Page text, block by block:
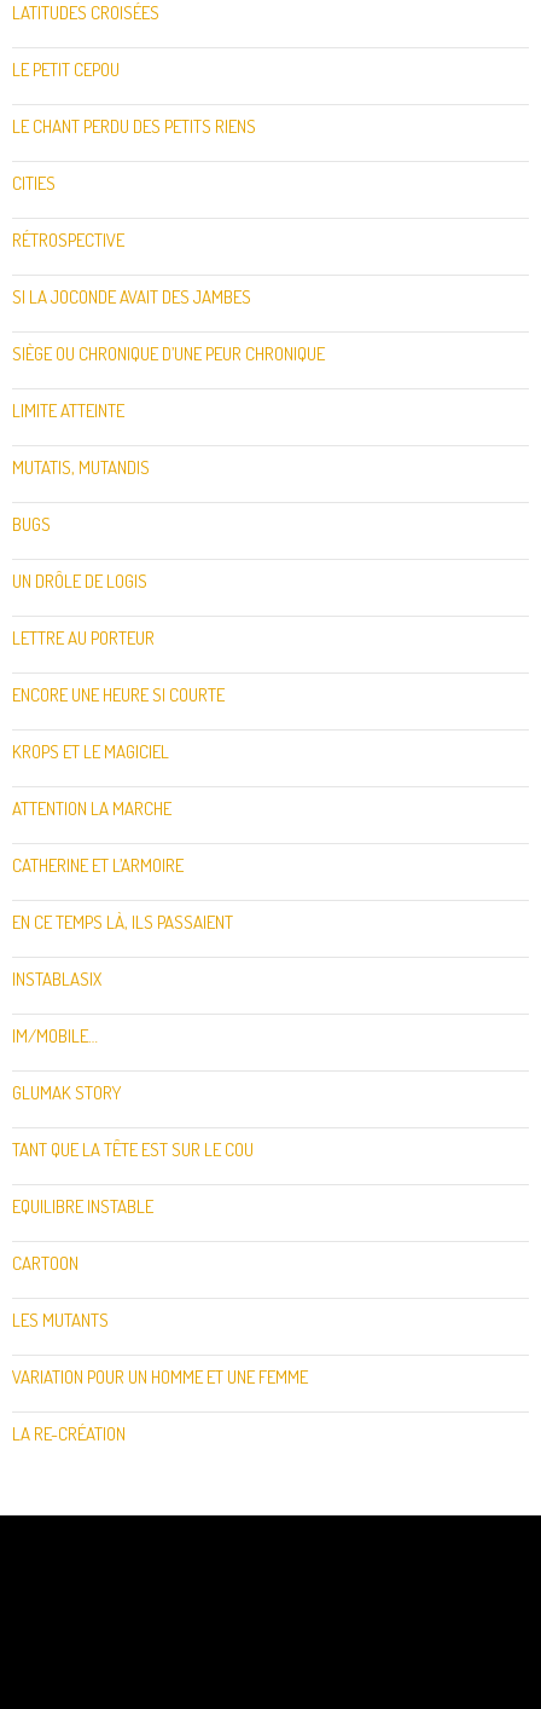
LATITUDES CROISÉES
LE PETIT CEPOU
LE CHANT PERDU DES PETITS RIENS
CITIES
RÉTROSPECTIVE
SI LA JOCONDE AVAIT DES JAMBES
SIÈGE OU CHRONIQUE D’UNE PEUR CHRONIQUE
LIMITE ATTEINTE
MUTATIS, MUTANDIS
BUGS
UN DRÔLE DE LOGIS
LETTRE AU PORTEUR
ENCORE UNE HEURE SI COURTE
KROPS ET LE MAGICIEL
ATTENTION LA MARCHE
CATHERINE ET L’ARMOIRE
EN CE TEMPS LÀ, ILS PASSAIENT
INSTABLASIX
IM/MOBILE…
GLUMAK STORY
TANT QUE LA TÊTE EST SUR LE COU
EQUILIBRE INSTABLE
CARTOON
LES MUTANTS
VARIATION POUR UN HOMME ET UNE FEMME
LA RE-CRÉATION